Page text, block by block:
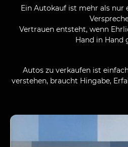
Ein Autokauf ist mehr als nur
Vertrauen entsteht, wenn
Hand in Hand
Autos zu verkaufen ist
verstehen, braucht Hingabe,